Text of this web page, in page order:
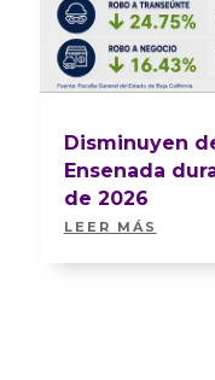
Disminuyen
Ensenada
de 2026
LEER MÁS